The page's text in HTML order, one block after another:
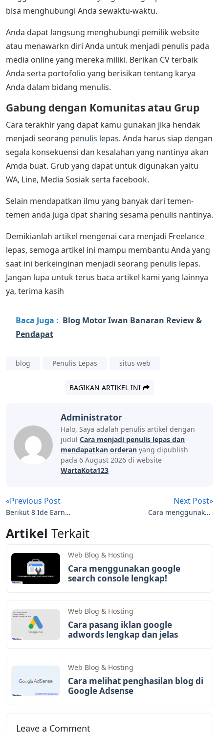
bisa menghubungi Anda sewaktu-waktu.
Anda dapat langsung menghubungi pemilik website
atau menawarkn diri Anda untuk menjadi penulis pada
media online yang mereka miliki. Berikan CV terbaik
Anda serta portofolio yang berisikan tentang karya
Anda dalam bidang menulis.
Gabung dengan Komunitas atau Grup
Cara terakhir yang dapat kamu gunakan jika hendak
menjadi seorang penulis lepas. Anda harus siap dengan
segala konsekuensi dan kesalahan yang nantinya akan
Amda buat. Grub yang dapat untuk digunakan yaitu
WA, Line, Media Sosiak serta facebook.
Selain mendapatkan ilmu yang banyak dari temen-
temen anda juga dpat sharing sesama penulis nantinya.
Demikianlah artikel mengenai cara menjadi Freelance
lepas, semoga artikel ini mampu membantu Anda yang
saat ini berkeinginan menjadi seorang penulis lepas.
Jangan lupa untuk terus baca artikel kami yang lainnya
ya, terima kasih
Baca Juga : Blog Motor Iwan Banaran Review &
Pendapat
blog Penulis Lepas situs web
BAGIKAN ARTIKEL INI
Administrator
Halo, Saya adalah penulis artikel dengan
judul Cara menjadi penulis lepas dan
mendapatkan orderan yang dipublish
pada 6 August 2026 di website
WartaKota123
«Previous Post
Berikut 8 Ide Earn
Terpopuler
Next Post»
Cara menggunakan
Artikel Terkait
Web Blog & Hosting
Cara menggunakan google
search console lengkap!
Web Blog & Hosting
Cara pasang iklan google
adwords lengkap dan jelas
Web Blog & Hosting
Cara melihat penghasilan blog di
Google Adsense
Leave a Comment